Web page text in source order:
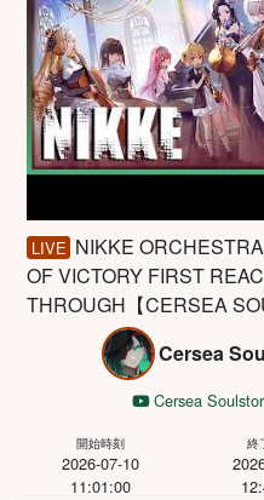
LIVE NIKKE
OF VICTORY FIRST
THROUGH【CERSEA
Cersea
Cersea
開始時刻
2026-07-10
11:01:00
終